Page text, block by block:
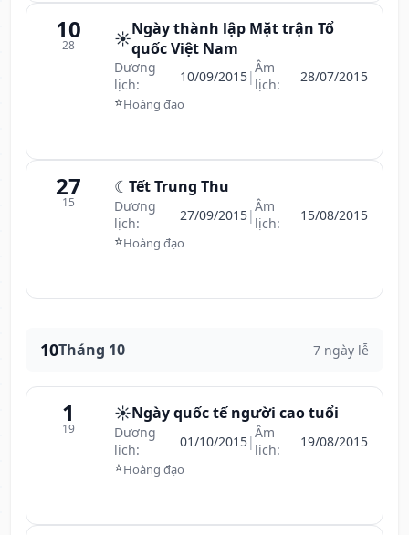
10
28 ☀️Ngày thành lập Mặt trận Tổ
quốc Việt Nam
Dương
lịch:
10/09/2015|Âm
lịch:
28/07/2015
⭐Hoàng đạo
27
15
☾ Tết Trung Thu
Dương
lịch:
27/09/2015|Âm
lịch:
15/08/2015
⭐Hoàng đạo
10Tháng 10 7 ngày lễ
1
19
☀️Ngày quốc tế người cao tuổi
Dương
lịch:
01/10/2015|Âm
lịch:
19/08/2015
⭐Hoàng đạo